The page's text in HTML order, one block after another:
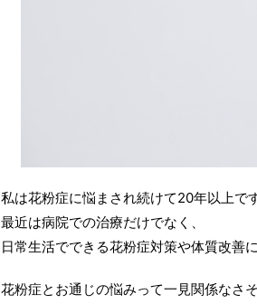
私は花粉症に悩まされ続けて20年以上で
最近は病院での治療だけでなく、
日常生活でできる花粉症対策や体質改善
花粉症とお通じの悩みって一見関係なさ